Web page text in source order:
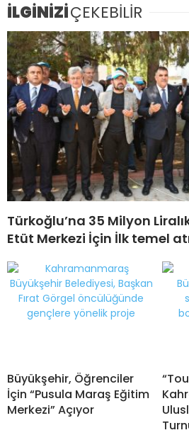
İLGİNİZİÇEKEBİLİR
Türkoğlu’na 35 Milyon
Etüt Merkezi İçin İlk temel
Büyükşehir, Öğrenciler
İçin “Pusula Maraş Eğitim
Merkezi” Açıyor